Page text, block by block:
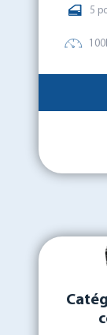
5